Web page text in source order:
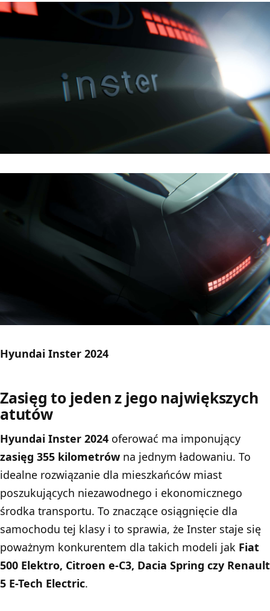
Hyundai Inster 2024
Zasięg to jeden z jego największych
atutów
Hyundai Inster 2024 oferować ma imponujący
zasięg 355 kilometrów na jednym ładowaniu. To
idealne rozwiązanie dla mieszkańców miast
poszukujących niezawodnego i ekonomicznego
środka transportu. To znaczące osiągnięcie dla
samochodu tej klasy i to sprawia, że Inster staje się
poważnym konkurentem dla takich modeli jak Fiat
500 Elektro, Citroen e-C3, Dacia Spring czy Renault
5 E-Tech Electric.